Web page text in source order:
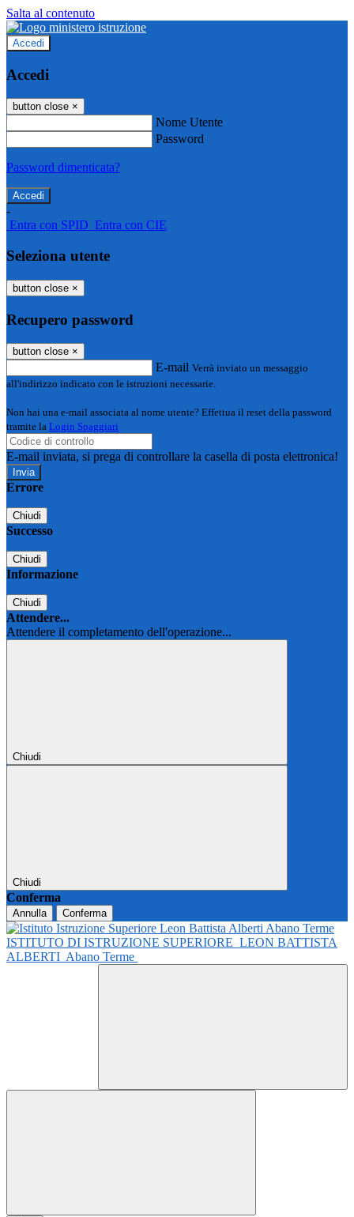
Salta al contenuto
Accedi
Accedi
button close ×
Nome Utente
Password
Password dimenticata?
-
Entra con SPID Entra con CIE
Seleziona utente
button close ×
Recupero password
button close ×
E-mail Verrà inviato un messaggio
all'indirizzo indicato con le istruzioni necessarie.
Non hai una e-mail associata al nome utente? Effettua il reset della password
tramite la Login Spaggiari
E-mail inviata, si prega di controllare la casella di posta elettronica!
Errore
Chiudi
Successo
Chiudi
Informazione
Chiudi
Attendere...
Attendere il completamento dell'operazione...
Chiudi
Chiudi
Conferma
Annulla Conferma
ISTITUTO DI ISTRUZIONE SUPERIORE LEON BATTISTA
ALBERTI Abano Terme